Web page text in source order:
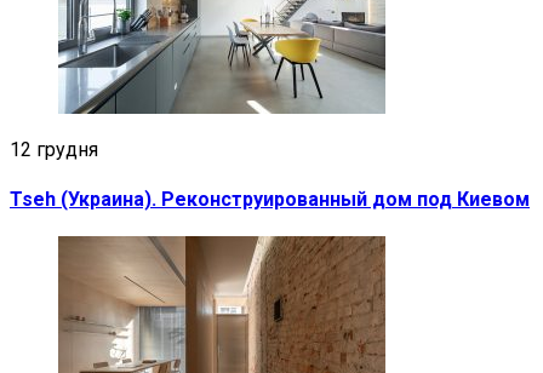
12 грудня
Tseh (Украина). Реконструированный дом под Киевом